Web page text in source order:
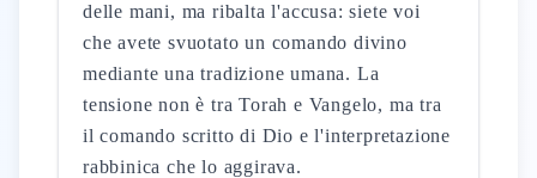
delle mani, ma ribalta l'accusa: siete voi
che avete svuotato un comando divino
mediante una tradizione umana. La
tensione non è tra Torah e Vangelo, ma tra
il comando scritto di Dio e l'interpretazione
rabbinica che lo aggirava.